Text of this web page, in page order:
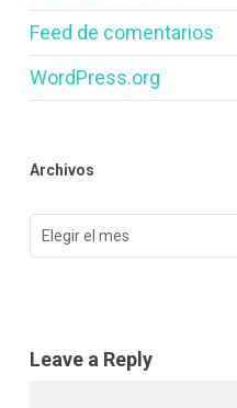
Feed de comentarios
WordPress.org
Archivos
Archivos
Elegir el mes
Leave a Reply